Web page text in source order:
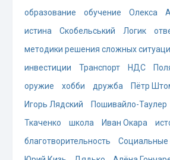
образование
обучение Олекса
истина
Скобельський Логик
методики решения сложных
инвестиции
Транспорт НДС
оружие
хобби дружба
Пётр
Игорь Лядский
Пошивайло-Таулер
Ткаченко
школа Иван Окара
благотворительность
Социальные